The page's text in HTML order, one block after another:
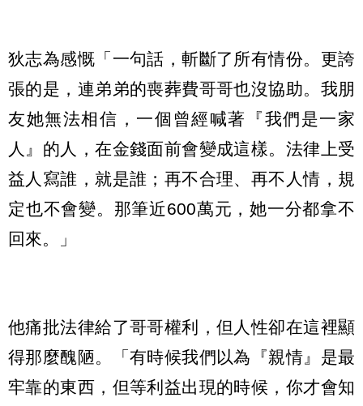
狄志為感慨「一句話，斬斷了所有情份。更誇
張的是，連弟弟的喪葬費哥哥也沒協助。我朋
友她無法相信，一個曾經喊著『我們是一家
人』的人，在金錢面前會變成這樣。法律上受
益人寫誰，就是誰；再不合理、再不人情，規
定也不會變。那筆近600萬元，她一分都拿不
回來。」
他痛批法律給了哥哥權利，但人性卻在這裡顯
得那麼醜陋。「有時候我們以為『親情』是最
牢靠的東西，但等利益出現的時候，你才會知